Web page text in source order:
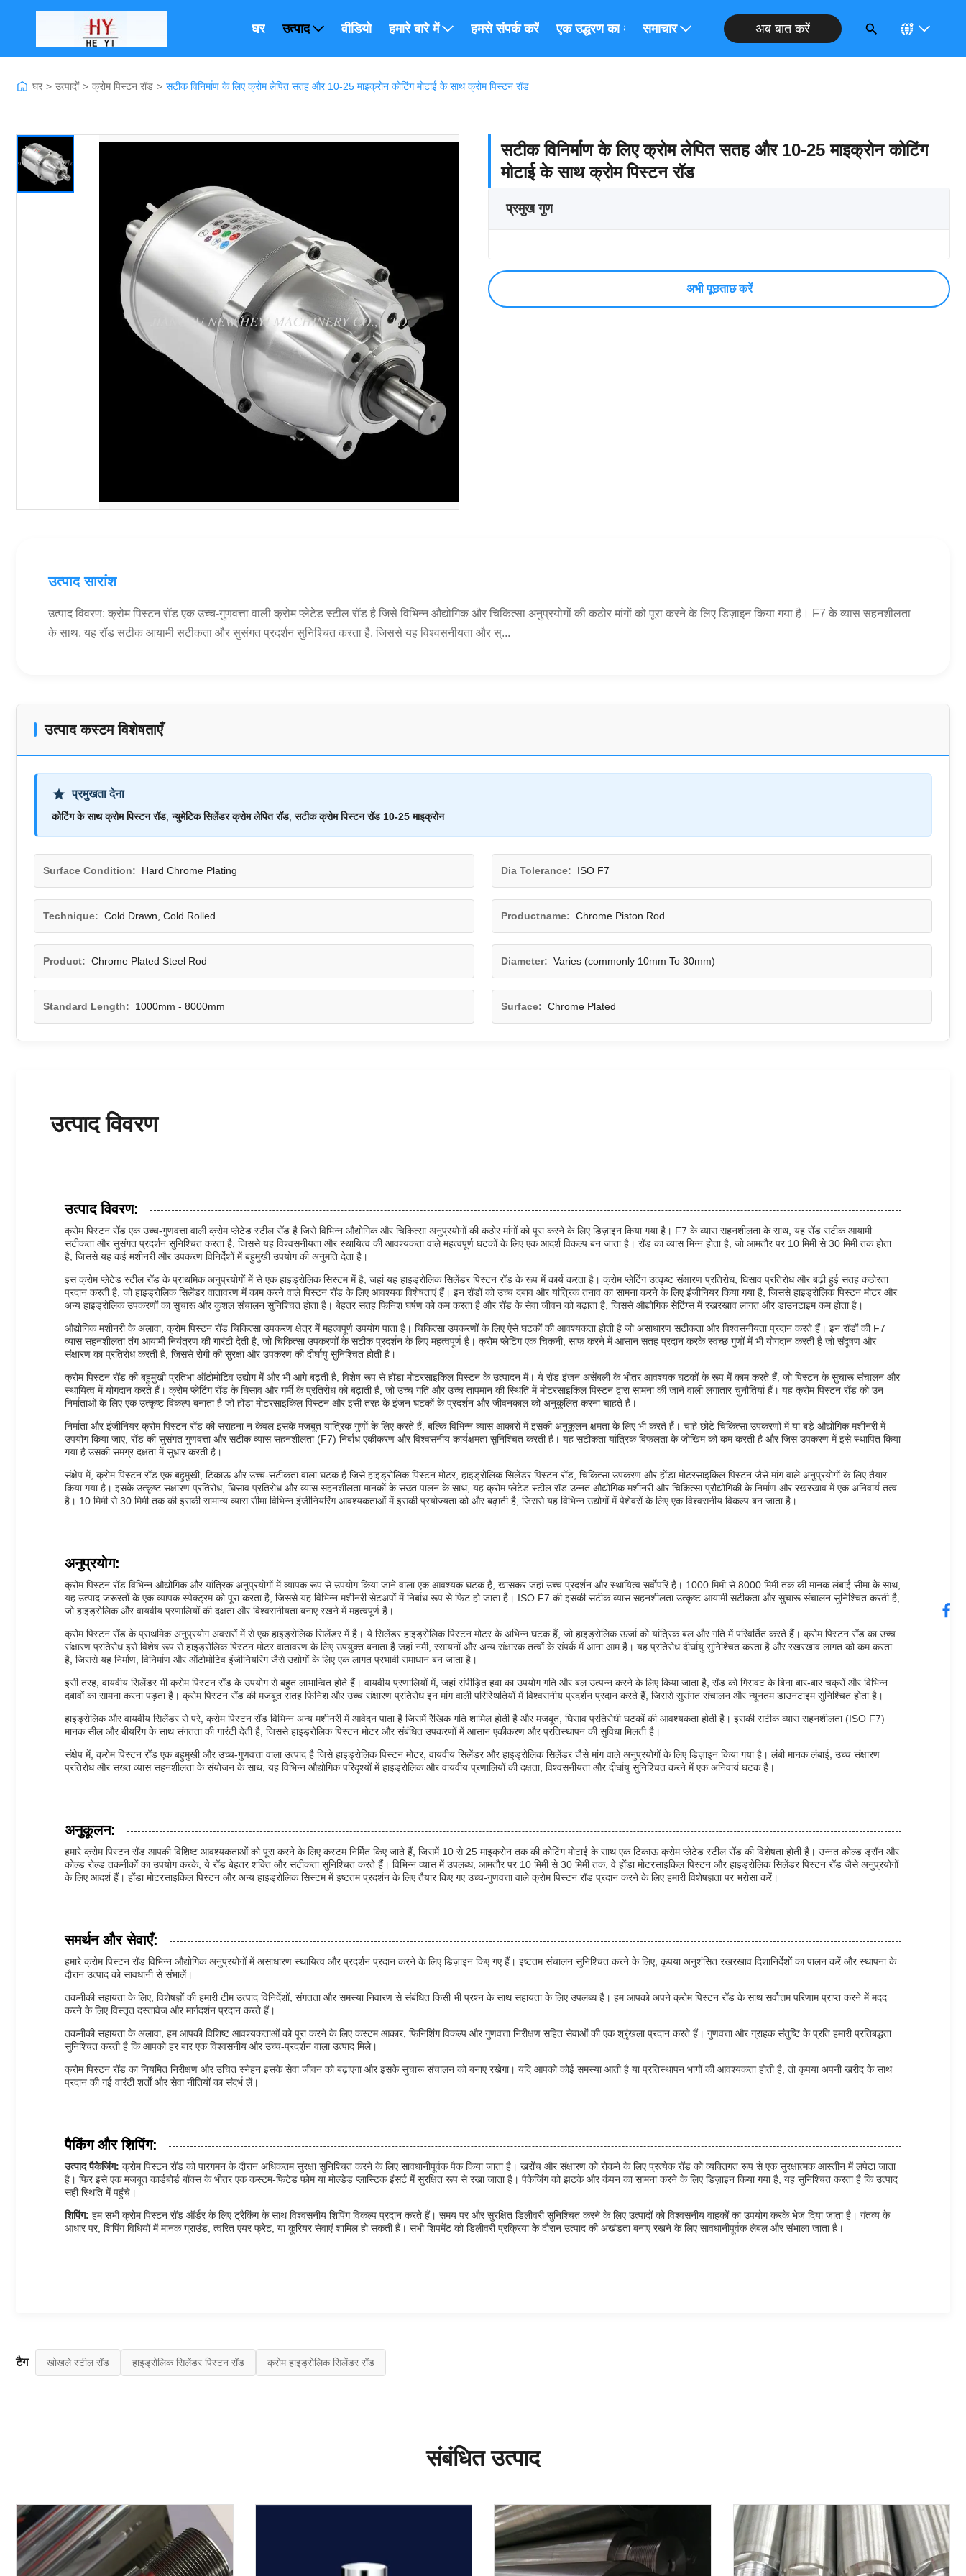
घर उत्पाद वीडियो हमारे बारे में हमसे संपर्क करें एक उद्धरण का अनुरोध करें
समाचार अब बात करें
घर > उत्पादों > क्रोम पिस्टन रॉड > सटीक विनिर्माण के लिए क्रोम लेपित सतह और 10-25 माइक्रोन कोटिंग मोटाई के साथ क्रोम पिस्टन रॉड
सटीक विनिर्माण के लिए क्रोम लेपित सतह और 10-25 माइक्रोन कोटिंग
मोटाई के साथ क्रोम पिस्टन रॉड
प्रमुख गुण
अभी पूछताछ करें
उत्पाद सारांश
उत्पाद विवरण: क्रोम पिस्टन रॉड एक उच्च-गुणवत्ता वाली क्रोम प्लेटेड स्टील रॉड है जिसे विभिन्न औद्योगिक और चिकित्सा अनुप्रयोगों की कठोर मांगों को पूरा करने के लिए डिज़ाइन किया गया है। F7 के व्यास सहनशीलता
के साथ, यह रॉड सटीक आयामी सटीकता और सुसंगत प्रदर्शन सुनिश्चित करता है, जिससे यह विश्वसनीयता और स्...
उत्पाद कस्टम विशेषताएँ
प्रमुखता देना
कोटिंग के साथ क्रोम पिस्टन रॉड,न्युमेटिक सिलेंडर क्रोम लेपित रॉड,सटीक क्रोम पिस्टन रॉड 10-25 माइक्रोन
Surface Condition: Hard Chrome Plating Dia Tolerance: ISO F7
Technique: Cold Drawn, Cold Rolled Productname: Chrome Piston Rod
Product: Chrome Plated Steel Rod Diameter: Varies (commonly 10mm To 30mm)
Standard Length: 1000mm - 8000mm Surface: Chrome Plated
उत्पाद विवरण
उत्पाद विवरण:
क्रोम पिस्टन रॉड एक उच्च-गुणवत्ता वाली क्रोम प्लेटेड स्टील रॉड है जिसे विभिन्न औद्योगिक और चिकित्सा अनुप्रयोगों की कठोर मांगों को पूरा करने के लिए डिज़ाइन किया गया है। F7 के व्यास सहनशीलता के साथ, यह रॉड सटीक आयामी
सटीकता और सुसंगत प्रदर्शन सुनिश्चित करता है, जिससे यह विश्वसनीयता और स्थायित्व की आवश्यकता वाले महत्वपूर्ण घटकों के लिए एक आदर्श विकल्प बन जाता है। रॉड का व्यास भिन्न होता है, जो आमतौर पर 10 मिमी से 30 मिमी तक होता
है, जिससे यह कई मशीनरी और उपकरण विनिर्देशों में बहुमुखी उपयोग की अनुमति देता है।
इस क्रोम प्लेटेड स्टील रॉड के प्राथमिक अनुप्रयोगों में से एक हाइड्रोलिक सिस्टम में है, जहां यह हाइड्रोलिक सिलेंडर पिस्टन रॉड के रूप में कार्य करता है। क्रोम प्लेटिंग उत्कृष्ट संक्षारण प्रतिरोध, घिसाव प्रतिरोध और बढ़ी हुई सतह कठोरता
प्रदान करती है, जो हाइड्रोलिक सिलेंडर वातावरण में काम करने वाले पिस्टन रॉड के लिए आवश्यक विशेषताएं हैं। इन रॉडों को उच्च दबाव और यांत्रिक तनाव का सामना करने के लिए इंजीनियर किया गया है, जिससे हाइड्रोलिक पिस्टन मोटर और
अन्य हाइड्रोलिक उपकरणों का सुचारू और कुशल संचालन सुनिश्चित होता है। बेहतर सतह फिनिश घर्षण को कम करता है और रॉड के सेवा जीवन को बढ़ाता है, जिससे औद्योगिक सेटिंग्स में रखरखाव लागत और डाउनटाइम कम होता है।
औद्योगिक मशीनरी के अलावा, क्रोम पिस्टन रॉड चिकित्सा उपकरण क्षेत्र में महत्वपूर्ण उपयोग पाता है। चिकित्सा उपकरणों के लिए ऐसे घटकों की आवश्यकता होती है जो असाधारण सटीकता और विश्वसनीयता प्रदान करते हैं। इन रॉडों की F7
व्यास सहनशीलता तंग आयामी नियंत्रण की गारंटी देती है, जो चिकित्सा उपकरणों के सटीक प्रदर्शन के लिए महत्वपूर्ण है। क्रोम प्लेटिंग एक चिकनी, साफ करने में आसान सतह प्रदान करके स्वच्छ गुणों में भी योगदान करती है जो संदूषण और
संक्षारण का प्रतिरोध करती है, जिससे रोगी की सुरक्षा और उपकरण की दीर्घायु सुनिश्चित होती है।
क्रोम पिस्टन रॉड की बहुमुखी प्रतिभा ऑटोमोटिव उद्योग में और भी आगे बढ़ती है, विशेष रूप से होंडा मोटरसाइकिल पिस्टन के उत्पादन में। ये रॉड इंजन असेंबली के भीतर आवश्यक घटकों के रूप में काम करते हैं, जो पिस्टन के सुचारू संचालन और
स्थायित्व में योगदान करते हैं। क्रोम प्लेटिंग रॉड के घिसाव और गर्मी के प्रतिरोध को बढ़ाती है, जो उच्च गति और उच्च तापमान की स्थिति में मोटरसाइकिल पिस्टन द्वारा सामना की जाने वाली लगातार चुनौतियां हैं। यह क्रोम पिस्टन रॉड को उन
निर्माताओं के लिए एक उत्कृष्ट विकल्प बनाता है जो होंडा मोटरसाइकिल पिस्टन और इसी तरह के इंजन घटकों के प्रदर्शन और जीवनकाल को अनुकूलित करना चाहते हैं।
निर्माता और इंजीनियर क्रोम पिस्टन रॉड की सराहना न केवल इसके मजबूत यांत्रिक गुणों के लिए करते हैं, बल्कि विभिन्न व्यास आकारों में इसकी अनुकूलन क्षमता के लिए भी करते हैं। चाहे छोटे चिकित्सा उपकरणों में या बड़े औद्योगिक मशीनरी में
उपयोग किया जाए, रॉड की सुसंगत गुणवत्ता और सटीक व्यास सहनशीलता (F7) निर्बाध एकीकरण और विश्वसनीय कार्यक्षमता सुनिश्चित करती है। यह सटीकता यांत्रिक विफलता के जोखिम को कम करती है और जिस उपकरण में इसे स्थापित किया
गया है उसकी समग्र दक्षता में सुधार करती है।
संक्षेप में, क्रोम पिस्टन रॉड एक बहुमुखी, टिकाऊ और उच्च-सटीकता वाला घटक है जिसे हाइड्रोलिक पिस्टन मोटर, हाइड्रोलिक सिलेंडर पिस्टन रॉड, चिकित्सा उपकरण और होंडा मोटरसाइकिल पिस्टन जैसे मांग वाले अनुप्रयोगों के लिए तैयार
किया गया है। इसके उत्कृष्ट संक्षारण प्रतिरोध, घिसाव प्रतिरोध और व्यास सहनशीलता मानकों के सख्त पालन के साथ, यह क्रोम प्लेटेड स्टील रॉड उन्नत औद्योगिक मशीनरी और चिकित्सा प्रौद्योगिकी के निर्माण और रखरखाव में एक अनिवार्य तत्व
है। 10 मिमी से 30 मिमी तक की इसकी सामान्य व्यास सीमा विभिन्न इंजीनियरिंग आवश्यकताओं में इसकी प्रयोज्यता को और बढ़ाती है, जिससे यह विभिन्न उद्योगों में पेशेवरों के लिए एक विश्वसनीय विकल्प बन जाता है।
अनुप्रयोग:
क्रोम पिस्टन रॉड विभिन्न औद्योगिक और यांत्रिक अनुप्रयोगों में व्यापक रूप से उपयोग किया जाने वाला एक आवश्यक घटक है, खासकर जहां उच्च प्रदर्शन और स्थायित्व सर्वोपरि है। 1000 मिमी से 8000 मिमी तक की मानक लंबाई सीमा के साथ,
यह उत्पाद जरूरतों के एक व्यापक स्पेक्ट्रम को पूरा करता है, जिससे यह विभिन्न मशीनरी सेटअपों में निर्बाध रूप से फिट हो जाता है। ISO F7 की इसकी सटीक व्यास सहनशीलता उत्कृष्ट आयामी सटीकता और सुचारू संचालन सुनिश्चित करती है,
जो हाइड्रोलिक और वायवीय प्रणालियों की दक्षता और विश्वसनीयता बनाए रखने में महत्वपूर्ण है।
क्रोम पिस्टन रॉड के प्राथमिक अनुप्रयोग अवसरों में से एक हाइड्रोलिक सिलेंडर में है। ये सिलेंडर हाइड्रोलिक पिस्टन मोटर के अभिन्न घटक हैं, जो हाइड्रोलिक ऊर्जा को यांत्रिक बल और गति में परिवर्तित करते हैं। क्रोम पिस्टन रॉड का उच्च
संक्षारण प्रतिरोध इसे विशेष रूप से हाइड्रोलिक पिस्टन मोटर वातावरण के लिए उपयुक्त बनाता है जहां नमी, रसायनों और अन्य संक्षारक तत्वों के संपर्क में आना आम है। यह प्रतिरोध दीर्घायु सुनिश्चित करता है और रखरखाव लागत को कम करता
है, जिससे यह निर्माण, विनिर्माण और ऑटोमोटिव इंजीनियरिंग जैसे उद्योगों के लिए एक लागत प्रभावी समाधान बन जाता है।
इसी तरह, वायवीय सिलेंडर भी क्रोम पिस्टन रॉड के उपयोग से बहुत लाभान्वित होते हैं। वायवीय प्रणालियों में, जहां संपीड़ित हवा का उपयोग गति और बल उत्पन्न करने के लिए किया जाता है, रॉड को गिरावट के बिना बार-बार चक्रों और विभिन्न
दबावों का सामना करना पड़ता है। क्रोम पिस्टन रॉड की मजबूत सतह फिनिश और उच्च संक्षारण प्रतिरोध इन मांग वाली परिस्थितियों में विश्वसनीय प्रदर्शन प्रदान करते हैं, जिससे सुसंगत संचालन और न्यूनतम डाउनटाइम सुनिश्चित होता है।
हाइड्रोलिक और वायवीय सिलेंडर से परे, क्रोम पिस्टन रॉड विभिन्न अन्य मशीनरी में आवेदन पाता है जिसमें रैखिक गति शामिल होती है और मजबूत, घिसाव प्रतिरोधी घटकों की आवश्यकता होती है। इसकी सटीक व्यास सहनशीलता (ISO F7)
मानक सील और बीयरिंग के साथ संगतता की गारंटी देती है, जिससे हाइड्रोलिक पिस्टन मोटर और संबंधित उपकरणों में आसान एकीकरण और प्रतिस्थापन की सुविधा मिलती है।
संक्षेप में, क्रोम पिस्टन रॉड एक बहुमुखी और उच्च-गुणवत्ता वाला उत्पाद है जिसे हाइड्रोलिक पिस्टन मोटर, वायवीय सिलेंडर और हाइड्रोलिक सिलेंडर जैसे मांग वाले अनुप्रयोगों के लिए डिज़ाइन किया गया है। लंबी मानक लंबाई, उच्च संक्षारण
प्रतिरोध और सख्त व्यास सहनशीलता के संयोजन के साथ, यह विभिन्न औद्योगिक परिदृश्यों में हाइड्रोलिक और वायवीय प्रणालियों की दक्षता, विश्वसनीयता और दीर्घायु सुनिश्चित करने में एक अनिवार्य घटक है।
अनुकूलन:
हमारे क्रोम पिस्टन रॉड आपकी विशिष्ट आवश्यकताओं को पूरा करने के लिए कस्टम निर्मित किए जाते हैं, जिसमें 10 से 25 माइक्रोन तक की कोटिंग मोटाई के साथ एक टिकाऊ क्रोम प्लेटेड स्टील रॉड की विशेषता होती है। उन्नत कोल्ड ड्रॉन और
कोल्ड रोल्ड तकनीकों का उपयोग करके, ये रॉड बेहतर शक्ति और सटीकता सुनिश्चित करते हैं। विभिन्न व्यास में उपलब्ध, आमतौर पर 10 मिमी से 30 मिमी तक, वे होंडा मोटरसाइकिल पिस्टन और हाइड्रोलिक सिलेंडर पिस्टन रॉड जैसे अनुप्रयोगों
के लिए आदर्श हैं। होंडा मोटरसाइकिल पिस्टन और अन्य हाइड्रोलिक सिस्टम में इष्टतम प्रदर्शन के लिए तैयार किए गए उच्च-गुणवत्ता वाले क्रोम पिस्टन रॉड प्रदान करने के लिए हमारी विशेषज्ञता पर भरोसा करें।
समर्थन और सेवाएँ:
हमारे क्रोम पिस्टन रॉड विभिन्न औद्योगिक अनुप्रयोगों में असाधारण स्थायित्व और प्रदर्शन प्रदान करने के लिए डिज़ाइन किए गए हैं। इष्टतम संचालन सुनिश्चित करने के लिए, कृपया अनुशंसित रखरखाव दिशानिर्देशों का पालन करें और स्थापना के
दौरान उत्पाद को सावधानी से संभालें।
तकनीकी सहायता के लिए, विशेषज्ञों की हमारी टीम उत्पाद विनिर्देशों, संगतता और समस्या निवारण से संबंधित किसी भी प्रश्न के साथ सहायता के लिए उपलब्ध है। हम आपको अपने क्रोम पिस्टन रॉड के साथ सर्वोत्तम परिणाम प्राप्त करने में मदद
करने के लिए विस्तृत दस्तावेज और मार्गदर्शन प्रदान करते हैं।
तकनीकी सहायता के अलावा, हम आपकी विशिष्ट आवश्यकताओं को पूरा करने के लिए कस्टम आकार, फिनिशिंग विकल्प और गुणवत्ता निरीक्षण सहित सेवाओं की एक श्रृंखला प्रदान करते हैं। गुणवत्ता और ग्राहक संतुष्टि के प्रति हमारी प्रतिबद्धता
सुनिश्चित करती है कि आपको हर बार एक विश्वसनीय और उच्च-प्रदर्शन वाला उत्पाद मिले।
क्रोम पिस्टन रॉड का नियमित निरीक्षण और उचित स्नेहन इसके सेवा जीवन को बढ़ाएगा और इसके सुचारू संचालन को बनाए रखेगा। यदि आपको कोई समस्या आती है या प्रतिस्थापन भागों की आवश्यकता होती है, तो कृपया अपनी खरीद के साथ
प्रदान की गई वारंटी शर्तों और सेवा नीतियों का संदर्भ लें।
पैकिंग और शिपिंग:
उत्पाद पैकेजिंग: क्रोम पिस्टन रॉड को पारगमन के दौरान अधिकतम सुरक्षा सुनिश्चित करने के लिए सावधानीपूर्वक पैक किया जाता है। खरोंच और संक्षारण को रोकने के लिए प्रत्येक रॉड को व्यक्तिगत रूप से एक सुरक्षात्मक आस्तीन में लपेटा जाता
है। फिर इसे एक मजबूत कार्डबोर्ड बॉक्स के भीतर एक कस्टम-फिटेड फोम या मोल्डेड प्लास्टिक इंसर्ट में सुरक्षित रूप से रखा जाता है। पैकेजिंग को झटके और कंपन का सामना करने के लिए डिज़ाइन किया गया है, यह सुनिश्चित करता है कि उत्पाद
सही स्थिति में पहुंचे।
शिपिंग: हम सभी क्रोम पिस्टन रॉड ऑर्डर के लिए ट्रैकिंग के साथ विश्वसनीय शिपिंग विकल्प प्रदान करते हैं। समय पर और सुरक्षित डिलीवरी सुनिश्चित करने के लिए उत्पादों को विश्वसनीय वाहकों का उपयोग करके भेज दिया जाता है। गंतव्य के
आधार पर, शिपिंग विधियों में मानक ग्राउंड, त्वरित एयर फ्रेट, या कूरियर सेवाएं शामिल हो सकती हैं। सभी शिपमेंट को डिलीवरी प्रक्रिया के दौरान उत्पाद की अखंडता बनाए रखने के लिए सावधानीपूर्वक लेबल और संभाला जाता है।
टैग खोखले स्टील रॉड हाइड्रोलिक सिलेंडर पिस्टन रॉड क्रोम हाइड्रोलिक सिलेंडर रॉड
संबंधित उत्पाद